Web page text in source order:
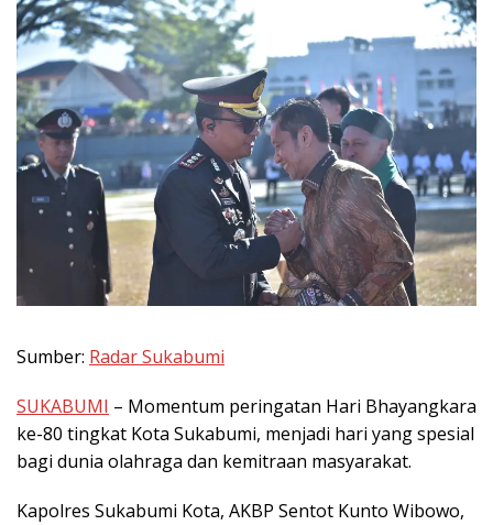
Sumber: Radar Sukabumi
SUKABUMI – Momentum peringatan Hari Bhayangkara
ke-80 tingkat Kota Sukabumi, menjadi hari yang spesial
bagi dunia olahraga dan kemitraan masyarakat.
Kapolres Sukabumi Kota, AKBP Sentot Kunto Wibowo,